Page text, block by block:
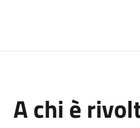
A chi è